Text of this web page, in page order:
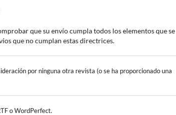
que su envío cumpla todos los elementos que se
que no cumplan estas directrices.
por ninguna otra revista (o se ha proporcionado una
o WordPerfect.